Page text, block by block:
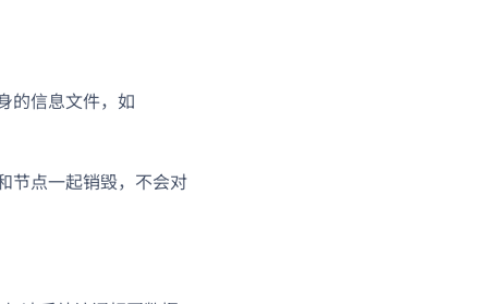
的信息文件，如
节点一起销毁，不会对